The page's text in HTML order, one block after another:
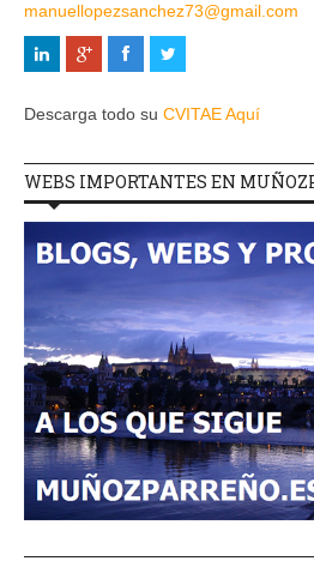
manuellopezsanchez73@gmail.com
Descarga todo su CVITAE Aquí
WEBS IMPORTANTES EN